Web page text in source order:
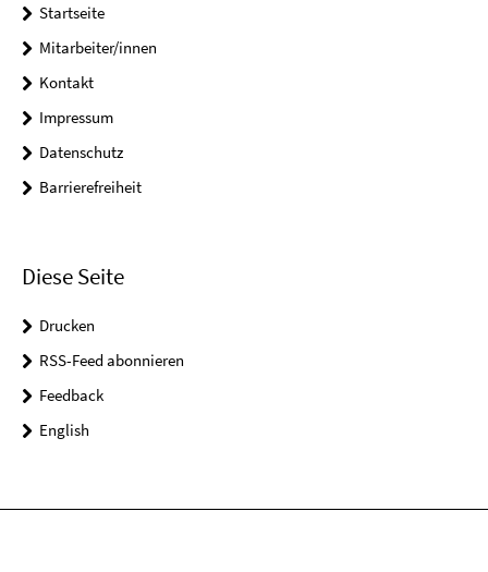
Startseite
Mitarbeiter/innen
Kontakt
Impressum
Datenschutz
Barrierefreiheit
Diese Seite
Drucken
RSS-Feed abonnieren
Feedback
English